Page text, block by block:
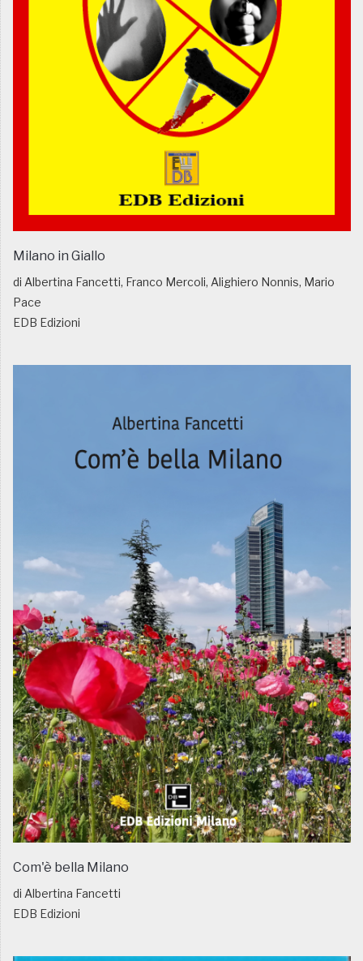
Milano in Giallo
di Albertina Fancetti, Franco Mercoli, Alighiero Nonnis, Mario
Pace
EDB Edizioni
Com'è bella Milano
di Albertina Fancetti
EDB Edizioni